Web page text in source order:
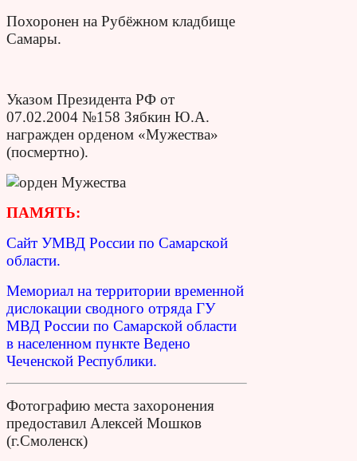
Похоронен на Рубёжном кладбище
Самары.
Указом Президента РФ от
07.02.2004 №158 Зябкин Ю.А.
награжден орденом «Мужества»
(посмертно).
ПАМЯТЬ:
Сайт УМВД России по Самарской
области.
Мемориал на территории временной
дислокации сводного отряда ГУ
МВД России по Самарской области
в населенном пункте Ведено
Чеченской Республики.
Фотографию места захоронения
предоставил Алексей Мошков
(г.Смоленск)